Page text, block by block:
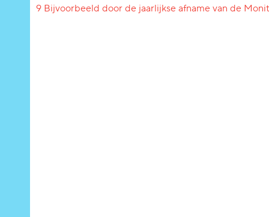
9 Bijvoorbeeld door de jaarlijkse afname van de